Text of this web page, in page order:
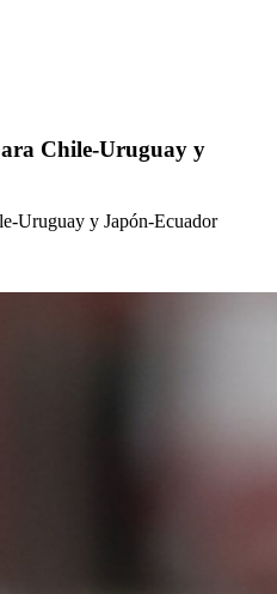
Chile-Uruguay y
Uruguay y Japón-Ecuador